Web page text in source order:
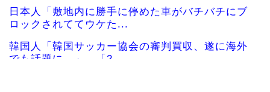
日本人「敷地内に勝手に停めた車がバチバチにブ
ロックされててウケた...
韓国人「韓国サッカー協会の審判買収、遂に海外
でも話題に…」→「2...